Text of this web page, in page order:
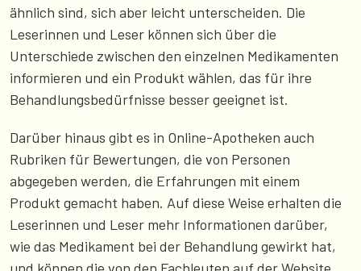
ähnlich sind, sich aber leicht unterscheiden. Die
Leserinnen und Leser können sich über die
Unterschiede zwischen den einzelnen Medikamenten
informieren und ein Produkt wählen, das für ihre
Behandlungsbedürfnisse besser geeignet ist.
Darüber hinaus gibt es in Online-Apotheken auch
Rubriken für Bewertungen, die von Personen
abgegeben werden, die Erfahrungen mit einem
Produkt gemacht haben. Auf diese Weise erhalten die
Leserinnen und Leser mehr Informationen darüber,
wie das Medikament bei der Behandlung gewirkt hat,